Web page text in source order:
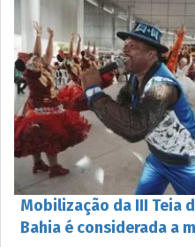
Mobilização da III Teia
Bahia é considerada a